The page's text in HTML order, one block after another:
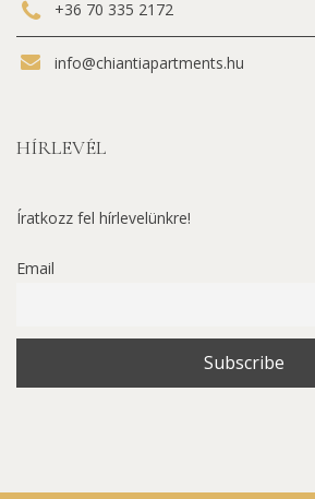
+36 70 335 2172
info@chiantiapartments.hu
HÍRLEVÉL
Íratkozz fel hírlevelünkre!
Email